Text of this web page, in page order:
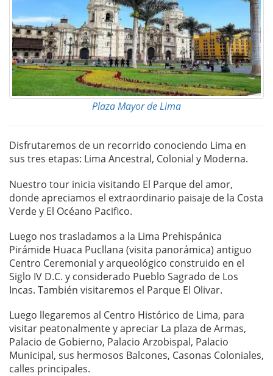
Plaza Mayor de Lima
Disfrutaremos de un recorrido conociendo Lima en
sus tres etapas: Lima Ancestral, Colonial y Moderna.
Nuestro tour inicia visitando El Parque del amor,
donde apreciamos el extraordinario paisaje de la Costa
Verde y El Océano Pacifico.
Luego nos trasladamos a la Lima Prehispánica
Pirámide Huaca Pucllana (visita panorámica) antiguo
Centro Ceremonial y arqueológico construido en el
Siglo IV D.C. y considerado Pueblo Sagrado de Los
Incas. También visitaremos el Parque El Olivar.
Luego llegaremos al Centro Histórico de Lima, para
visitar peatonalmente y apreciar La plaza de Armas,
Palacio de Gobierno, Palacio Arzobispal, Palacio
Municipal, sus hermosos Balcones, Casonas Coloniales,
calles principales.